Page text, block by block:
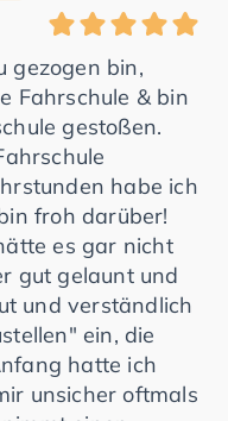
gezogen bin,
Fahrschule & bin
gestoßen.
habe ich
froh darüber!
es gar nicht
gut gelaunt und
und verständlich
ein, die
hatte ich
unsicher oftmals